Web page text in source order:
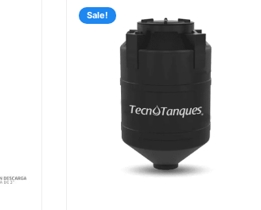
precios:
$94,703.25
$132,698.05
Sale!